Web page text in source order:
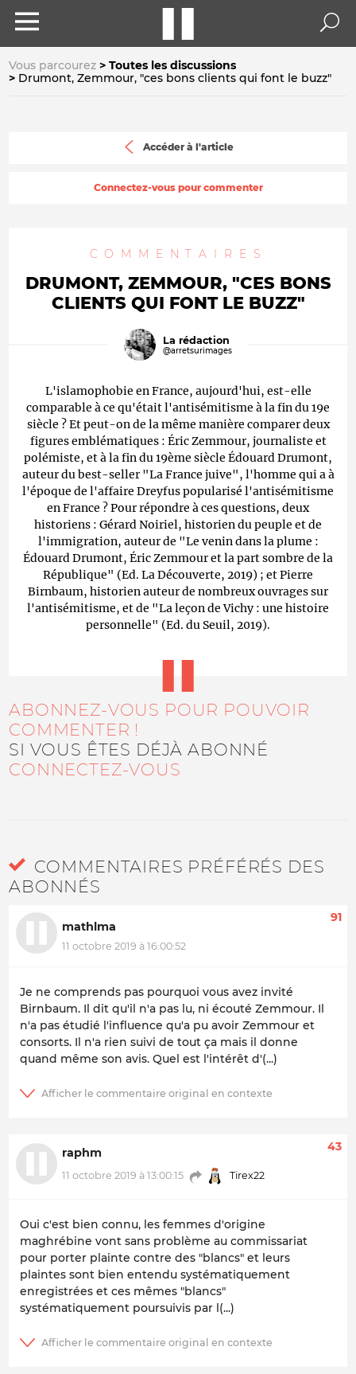
Vous parcourez
Toutes les discussions
Drumont, Zemmour, "ces bons clients qui font le buzz"
Accéder à l'article
Connectez-vous pour commenter
COMMENTAIRES
DRUMONT, ZEMMOUR, "CES BONS
CLIENTS QUI FONT LE BUZZ"
La rédaction
@arretsurimages
L'islamophobie en France, aujourd'hui, est-elle
comparable à ce qu'était l'antisémitisme à la fin du 19e
siècle ? Et peut-on de la même manière comparer deux
figures emblématiques : Éric Zemmour, journaliste et
polémiste, et à la fin du 19ème siècle Édouard Drumont,
auteur du best-seller "La France juive", l'homme qui a à
l'époque de l'affaire Dreyfus popularisé l'antisémitisme
en France ? Pour répondre à ces questions, deux
historiens : Gérard Noiriel, historien du peuple et de
l'immigration, auteur de "Le venin dans la plume :
Édouard Drumont, Éric Zemmour et la part sombre de la
République" (Ed. La Découverte, 2019) ; et Pierre
Birnbaum, historien auteur de nombreux ouvrages sur
l'antisémitisme, et de "La leçon de Vichy : une histoire
personnelle" (Ed. du Seuil, 2019).
ABONNEZ-VOUS POUR POUVOIR
COMMENTER !
SI VOUS ÊTES DÉJÀ ABONNÉ
CONNECTEZ-VOUS
COMMENTAIRES PRÉFÉRÉS DES
ABONNÉS
mathlma
11 octobre 2019 à 16:00:52
91
Je ne comprends pas pourquoi vous avez invité
Birnbaum. Il dit qu'il n'a pas lu, ni écouté Zemmour. Il
n'a pas étudié l'influence qu'a pu avoir Zemmour et
consorts. Il n'a rien suivi de tout ça mais il donne
quand même son avis. Quel est l'intérêt d'(...)
raphm
11 octobre 2019 à 13:00:15 Tirex22
43
Oui c'est bien connu, les femmes d'origine
maghrébine vont sans problème au commissariat
pour porter plainte contre des "blancs" et leurs
plaintes sont bien entendu systématiquement
enregistrées et ces mêmes "blancs"
systématiquement poursuivis par l(...)